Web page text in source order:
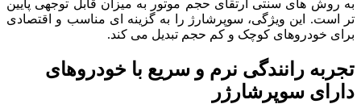
به روش های سنتی ارتقای حجم موتور به میزان قابل توجهی پایین
تر است. این ویژگی، سوپرشارژ را به گزینه ای مناسب و اقتصادی
برای خودروهای کوچک و کم حجم تبدیل می کند.
تجربه رانندگی نرم و سریع با خودروهای
دارای سوپرشارژر